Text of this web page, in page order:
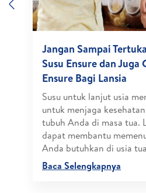
Previous
Jangan Sampai
Susu Ensure dan Juga
Ensure Bagi Lansia
Susu untuk lanjut usia
untuk menjaga
tubuh Anda di masa tua.
dapat membantu
Anda butuhkan di usia
Baca Selengkapnya